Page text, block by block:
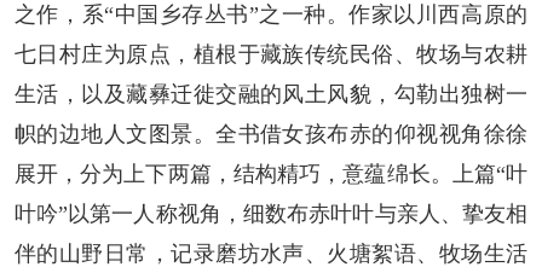
之作，系“中国乡存丛书”之一种。作家以川西高原的
七日村庄为原点，植根于藏族传统民俗、牧场与农耕
生活，以及藏彝迁徙交融的风土风貌，勾勒出独树一
帜的边地人文图景。全书借女孩布赤的仰视视角徐徐
展开，分为上下两篇，结构精巧，意蕴绵长。上篇“叶
叶吟”以第一人称视角，细数布赤叶叶与亲人、挚友相
伴的山野日常，记录磨坊水声、火塘絮语、牧场生活